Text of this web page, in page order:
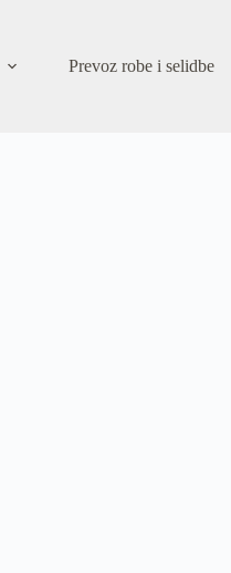
Prevoz robe i selidbe